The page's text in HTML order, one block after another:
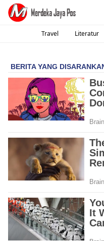
Travel Literatur